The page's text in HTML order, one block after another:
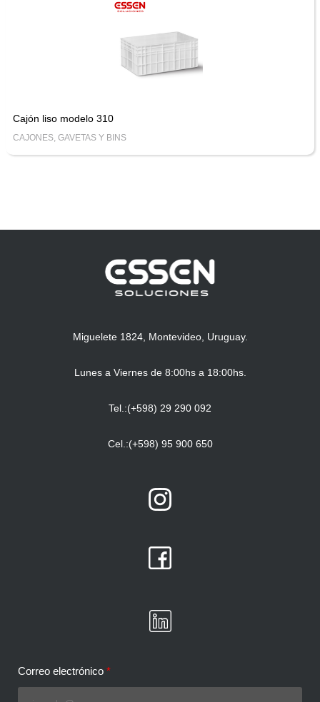
Cajón liso modelo 310
CAJONES, GAVETAS Y BINS
Miguelete 1824, Montevideo, Uruguay.
Lunes a Viernes de 8:00hs a 18:00hs.
Tel.:(+598) 29 290 092
Cel.:(+598) 95 900 650
Correo electrónico